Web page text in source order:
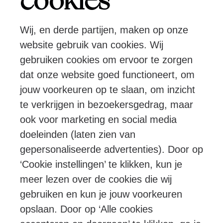
Wij, en derde partijen, maken op onze
website gebruik van cookies. Wij
gebruiken cookies om ervoor te zorgen
dat onze website goed functioneert, om
jouw voorkeuren op te slaan, om inzicht
te verkrijgen in bezoekersgedrag, maar
ook voor marketing en social media
doeleinden (laten zien van
gepersonaliseerde advertenties). Door op
‘Cookie instellingen’ te klikken, kun je
meer lezen over de cookies die wij
gebruiken en kun je jouw voorkeuren
opslaan. Door op ‘Alle cookies
Programmeurs Contact
Volg ons:
© Ragazze Quartet – 2026 All rights
reserved
Algemene voorwaarden Privacy & cookies